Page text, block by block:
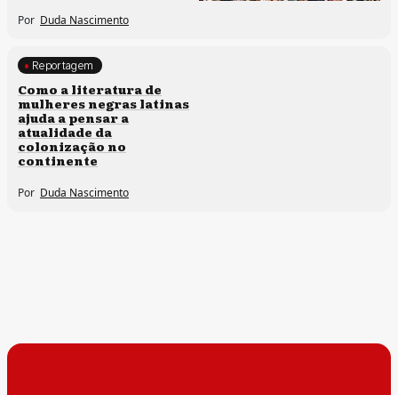
Por Duda Nascimento
Direitos humanos
Reportagem
Como a literatura de
mulheres negras latinas
ajuda a pensar a
atualidade da
colonização no
continente
Por Duda Nascimento